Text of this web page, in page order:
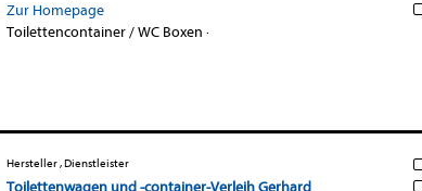
Zur Homepage
Toilettencontainer / WC Boxen ·
Hersteller , Dienstleister